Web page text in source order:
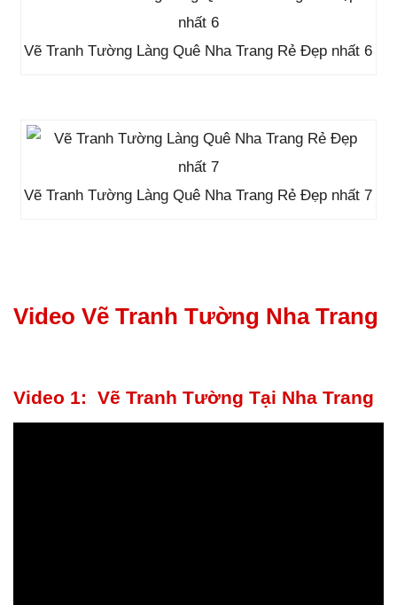
Vẽ Tranh Tường Làng Quê Nha Trang Rẻ Đẹp nhất 6
Vẽ Tranh Tường Làng Quê Nha Trang Rẻ Đẹp nhất 7
Video Vẽ Tranh Tường Nha Trang
Video 1: Vẽ Tranh Tường Tại Nha Trang